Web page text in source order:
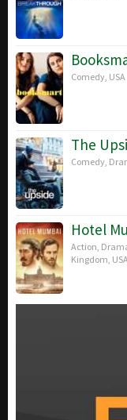
Comedy USA
The
Comedy
Hotel
Action
Kingdom USA